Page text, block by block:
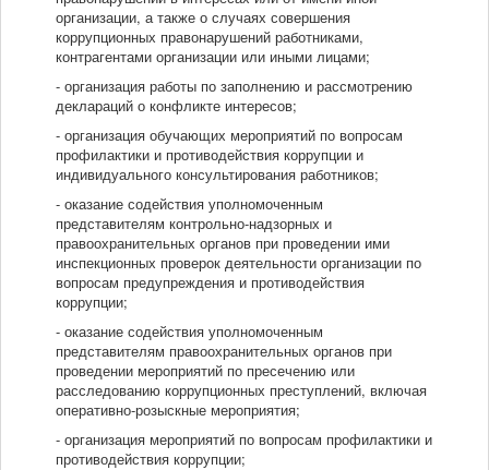
организации, а также о случаях совершения
коррупционных правонарушений работниками,
контрагентами организации или иными лицами;
- организация работы по заполнению и рассмотрению
деклараций о конфликте интересов;
- организация обучающих мероприятий по вопросам
профилактики и противодействия коррупции и
индивидуального консультирования работников;
- оказание содействия уполномоченным
представителям контрольно-надзорных и
правоохранительных органов при проведении ими
инспекционных проверок деятельности организации по
вопросам предупреждения и противодействия
коррупции;
- оказание содействия уполномоченным
представителям правоохранительных органов при
проведении мероприятий по пресечению или
расследованию коррупционных преступлений, включая
оперативно-розыскные мероприятия;
- организация мероприятий по вопросам профилактики и
противодействия коррупции;